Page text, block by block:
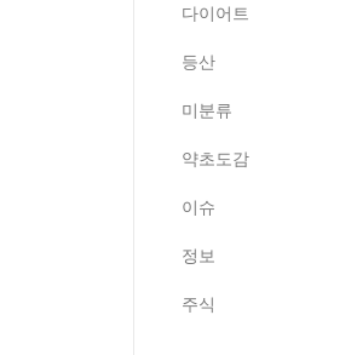
다이어트
등산
미분류
약초도감
이슈
정보
주식